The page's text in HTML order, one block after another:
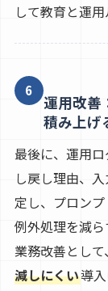
して教育と運用
6
運用改善
積み上げ
最後に、運用
し戻し理由、
定し、プロンプ
例外処理を減ら
業務改善として
減しにくい導入